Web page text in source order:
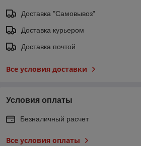
Доставка "Самовывоз"
Доставка курьером
Доставка почтой
Все условия доставки
Условия оплаты
Безналичный расчет
Все условия оплаты